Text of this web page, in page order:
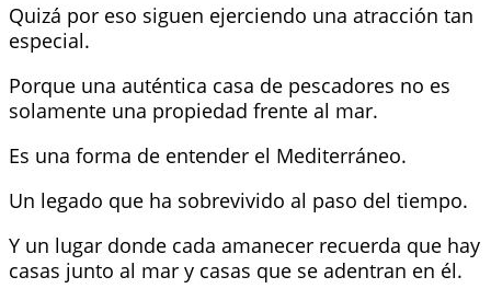
Quizá por eso siguen ejerciendo una atracción tan
especial.
Porque una auténtica casa de pescadores no es
solamente una propiedad frente al mar.
Es una forma de entender el Mediterráneo.
Un legado que ha sobrevivido al paso del tiempo.
Y un lugar donde cada amanecer recuerda que hay
casas junto al mar y casas que se adentran en él.